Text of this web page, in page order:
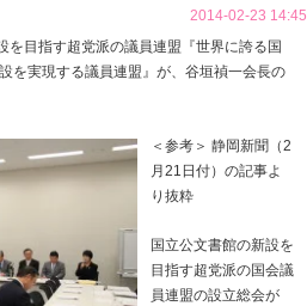
2014-02-23 14:45
を目指す超党派の議員連盟『世界に誇る国
を実現する議員連盟』が、谷垣禎一会長の
＜参考＞ 静岡新聞（2
月21日付）の記事よ
り抜粋
国立公文書館の新設を
目指す超党派の国会議
員連盟の設立総会が